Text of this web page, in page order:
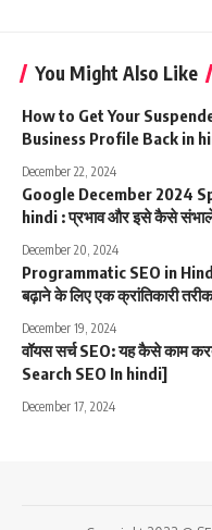
You Might Also Like
How to Get Your
Business Profile Back in
December 22, 2024
Google December 2024
hindi : प्रभाव और इसे कैसे
December 20, 2024
Programmatic SEO in
बढ़ाने के लिए एक क्रांतिकारी
December 19, 2024
वॉयस सर्च SEO: यह कैसे काम
Search SEO In hindi]
December 17, 2024